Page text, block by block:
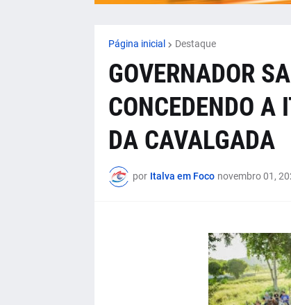
Página inicial Destaque
GOVERNADOR
CONCEDENDO A
DA CAVALGADA
por Italva em Foco novembro 01,